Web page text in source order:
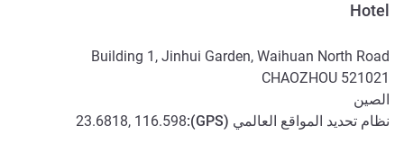
Hotel
Building 1, Jinhui Garden, Waihuan North Road
521021
CHAOZHOU
الصين
نظام تحديد المواقع العالمي (GPS
):
23.6818, 116.598